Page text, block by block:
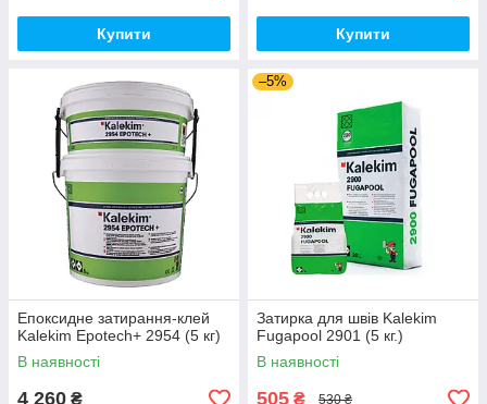
Купити Купити
Епоксидне затирання-клей
Kalekim Epotech+ 2954 (5 кг)
В наявності
4 260 ₴
–5%
Затирка для швів Kalekim
Fugapool 2901 (5 кг.)
В наявності
505 ₴ 530 ₴